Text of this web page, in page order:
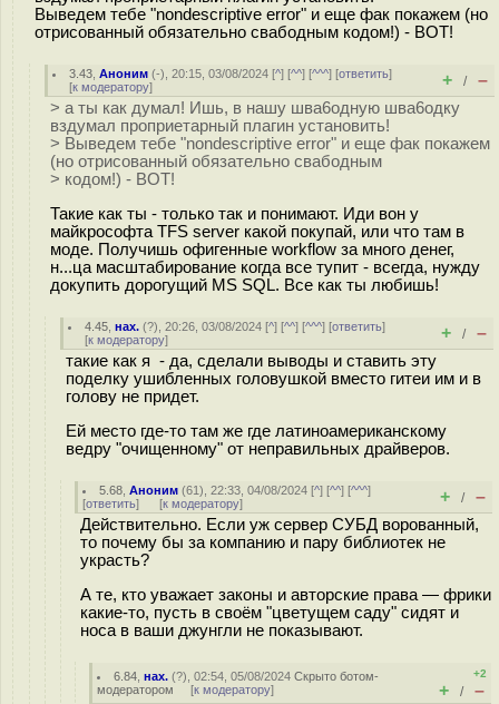
Выведем тебе "nondescriptive error" и еще фак покажем (но
отрисованный обязательно свабодным кодом!) - ВОТ!
3.43 ,Аноним (-), 20:15, 03/08/2024 [^] [^^] [^^^] [ответить]
[к модератору] + / –
> а ты как думал! Ишь, в нашу шва6одную шва6одку
вздумал проприетарный плагин установить!
> Выведем тебе "nondescriptive error" и еще фак покажем
(но отрисованный обязательно свабодным
> кодом!) - ВОТ!
Такие как ты - только так и понимают. Иди вон у
майкрософта TFS server какой покупай, или что там в
моде. Получишь офигенные workflow за много денег,
н...ца масштабирование когда все тупит - всегда, нужду
докупить дорогущий MS SQL. Все как ты любишь!
4.45 ,нах. (?), 20:26, 03/08/2024 [^] [^^] [^^^] [ответить]
[к модератору] + / –
такие как я - да, сделали выводы и ставить эту
поделку ушибленных головушкой вместо гитеи им и в
голову не придет.
Ей место где-то там же где латиноамериканскому
ведру "очищенному" от неправильных драйверов.
5.68 ,Аноним (61), 22:33, 04/08/2024 [^] [^^] [^^^]
[ответить] [к модератору] + / –
Действительно. Если уж сервер СУБД ворованный,
то почему бы за компанию и пару библиотек не
украсть?
А те, кто уважает законы и авторские права — фрики
какие-то, пусть в своём "цветущем саду" сидят и
носа в ваши джунгли не показывают.
6.84 ,нах. (?), 02:54, 05/08/2024Скрыто ботом-
модератором [к модератору]
+2
+ / –